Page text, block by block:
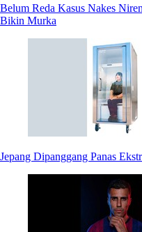
Belum Reda Kasus Nakes
Bikin Murka
Jepang Dipanggang Panas